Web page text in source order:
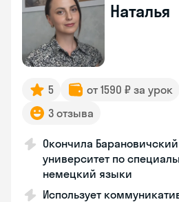
Наталья
5 от 1590 ₽ за урок
3 отзыва
Окончила
университет по
немецкий языки
Использует